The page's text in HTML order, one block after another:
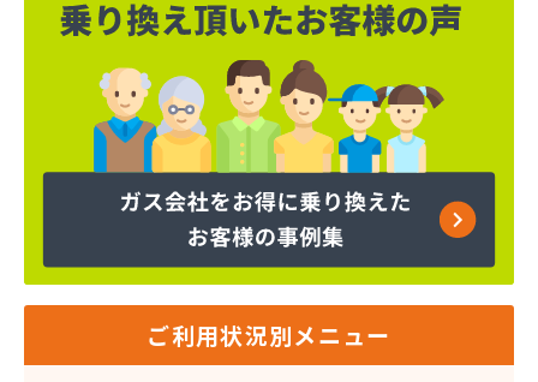
ご利用状況別メニュー